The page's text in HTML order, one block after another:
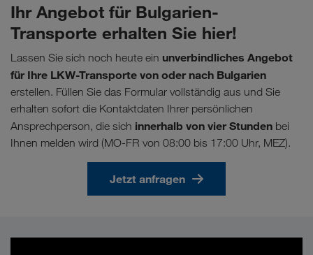
Ihr Angebot für Bulgarien-
Transporte erhalten Sie hier!
Lassen Sie sich noch heute ein unverbindliches Angebot
für Ihre LKW-Transporte von oder nach Bulgarien
erstellen. Füllen Sie das Formular vollständig aus und Sie
erhalten sofort die Kontaktdaten Ihrer persönlichen
Ansprechperson, die sich innerhalb von vier Stunden bei
Ihnen melden wird (MO-FR von 08:00 bis 17:00 Uhr, MEZ).
Jetzt anfragen